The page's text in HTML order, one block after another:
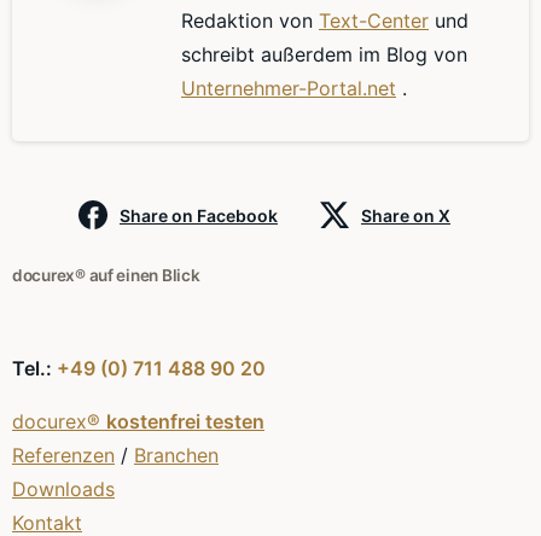
Redaktion von Text-Center und
schreibt außerdem im Blog von
Unternehmer-Portal.net .
Share on Facebook Share on X
docurex® auf einen Blick
Tel.: +49 (0) 711 488 90 20
docurex® kostenfrei testen
Referenzen / Branchen
Downloads
Kontakt